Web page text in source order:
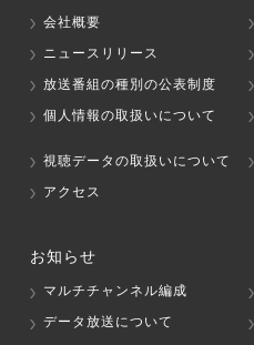
会社概要
ニュースリリース
放送番組の種別の公表制度
個人情報の取扱いについて
視聴データの取扱いについて
アクセス
お知らせ
マルチチャンネル編成
データ放送について